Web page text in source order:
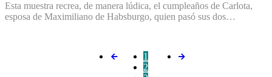
Esta muestra recrea, de manera lúdica, el cumpleaños de Carlota,
esposa de Maximiliano de Habsburgo, quien pasó sus dos…
1
2